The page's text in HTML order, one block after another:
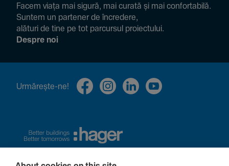
Facem viața mai sigură, mai curată și mai confor­ta­bilă.
Suntem un partener de încre­dere,
alături de tine pe tot parcursul proiec­tului.
Despre noi
Urmă­rește-ne!